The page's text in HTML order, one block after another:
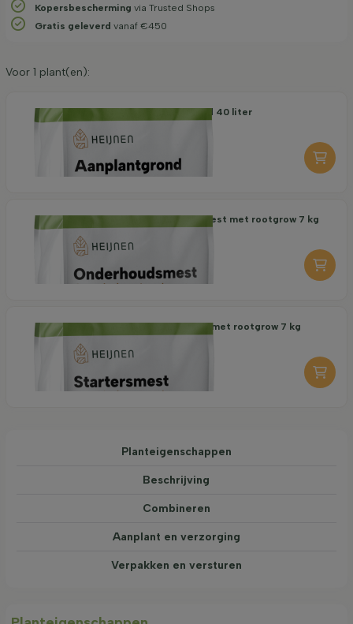
Kopersbescherming via Trusted Shops
Gratis geleverd vanaf €450
Voor 1 plant(en):
Organische Aanplantgrond 40 liter
Organische Onderhoudsmest met rootgrow 7 kg
Organische Startersmest met rootgrow 7 kg
Planteigenschappen
Beschrijving
Combineren
Aanplant en verzorging
Verpakken en versturen